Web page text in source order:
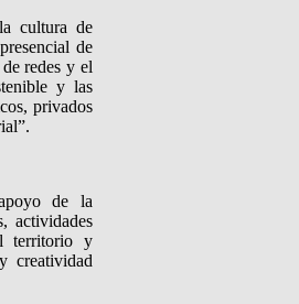
cultura de
de
redes y el
y las
privados
de la
actividades
territorio y
creatividad